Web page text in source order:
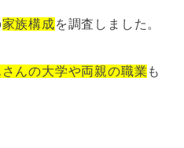
家族構成を調査しました。
んの大学や両親の職業 も